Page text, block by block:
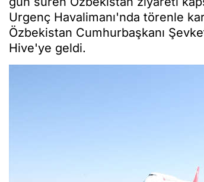
Urgenç Havalimanı'nda törenle
Özbekistan Cumhurbaşkanı
Hive'ye geldi.